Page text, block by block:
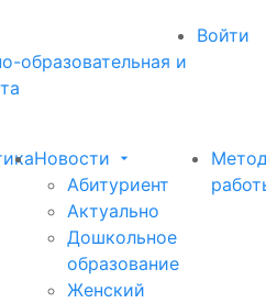
Войти
образовательная и
Новости
Абитуриент
Актуально
Дошкольное
образование
Женский